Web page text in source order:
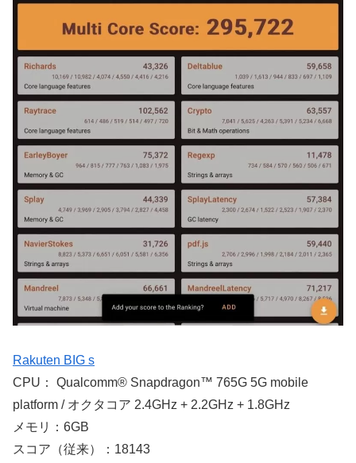
Rakuten BIG s
CPU： Qualcomm® Snapdragon™ 765G 5G mobile
platform / オクタコア 2.4GHz + 2.2GHz + 1.8GHz
メモリ：6GB
スコア（従来）：18143